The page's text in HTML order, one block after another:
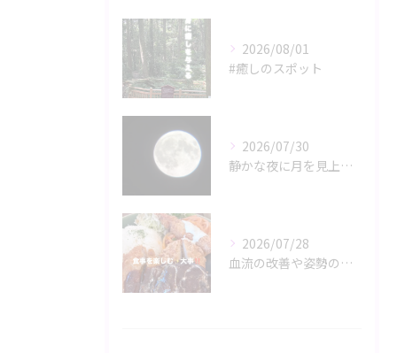
2026/08/01
#癒しのスポット
2026/07/30
静かな夜に月を見上げるひととき、心と体がリラックスモードに誘...
2026/07/28
血流の改善や姿勢の調整が、日々の健康を支える鍵。